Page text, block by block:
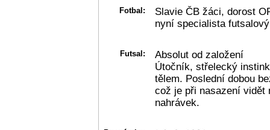
Fotbal:
Slavie ČB žáci, dorost
nyní specialista futsalový
Futsal:
Absolut od založení
Útočník, střelecký
tělem. Poslední dobou
což je při nasazení vidět
nahrávek.